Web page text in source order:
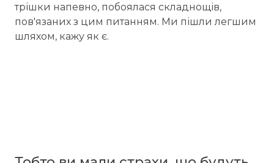
трішки напевно, побоялася складнощів,
пов'язаних з цим питанням. Ми пішли легшим
шляхом, кажу як є.